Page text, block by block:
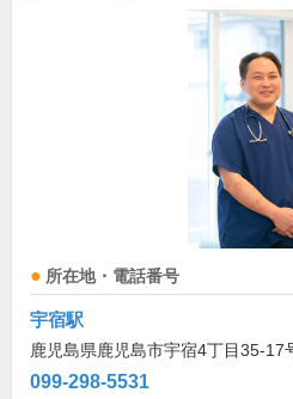
所在地・電話番号
宇宿駅
鹿児島県鹿児島市宇宿4丁目35-17
099-298-5531